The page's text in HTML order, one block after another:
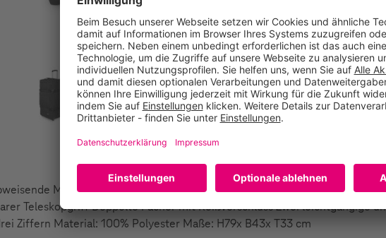
Material hält den Inhalt bei leichtem Regen trocken Zwei
Teleskopgriff Doppelte Fächer mit Reißverschluss Zwei leichtgängige
Ziffern Material: 100% Polyester Maße: H79x B43x T33 cm